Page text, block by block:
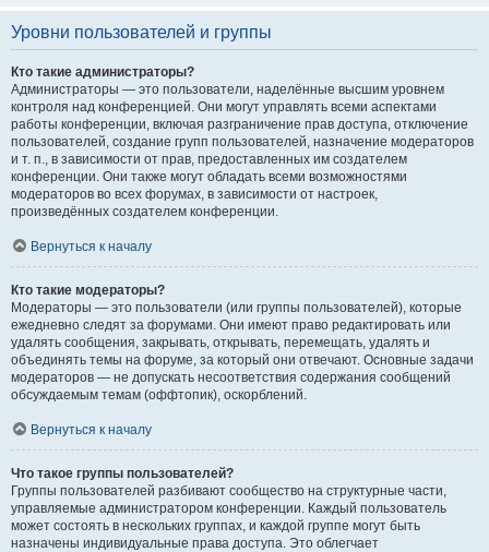
Уровни пользователей и группы
Кто такие администраторы?
Администраторы — это пользователи, наделённые высшим уровнем
контроля над конференцией. Они могут управлять всеми аспектами
работы конференции, включая разграничение прав доступа, отключение
пользователей, создание групп пользователей, назначение модераторов
и т. п., в зависимости от прав, предоставленных им создателем
конференции. Они также могут обладать всеми возможностями
модераторов во всех форумах, в зависимости от настроек,
произведённых создателем конференции.
Вернуться к началу
Кто такие модераторы?
Модераторы — это пользователи (или группы пользователей), которые
ежедневно следят за форумами. Они имеют право редактировать или
удалять сообщения, закрывать, открывать, перемещать, удалять и
объединять темы на форуме, за который они отвечают. Основные задачи
модераторов — не допускать несоответствия содержания сообщений
обсуждаемым темам (оффтопик), оскорблений.
Вернуться к началу
Что такое группы пользователей?
Группы пользователей разбивают сообщество на структурные части,
управляемые администратором конференции. Каждый пользователь
может состоять в нескольких группах, и каждой группе могут быть
назначены индивидуальные права доступа. Это облегчает